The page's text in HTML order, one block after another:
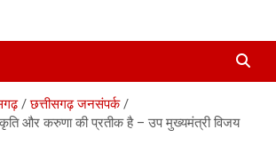
छत्तीसगढ़ जनसंपर्क
और करुणा की प्रतीक है – उप मुख्यमंत्री विजय